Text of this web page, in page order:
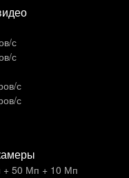
с
с
с
с
50 Мп + 10 Мп